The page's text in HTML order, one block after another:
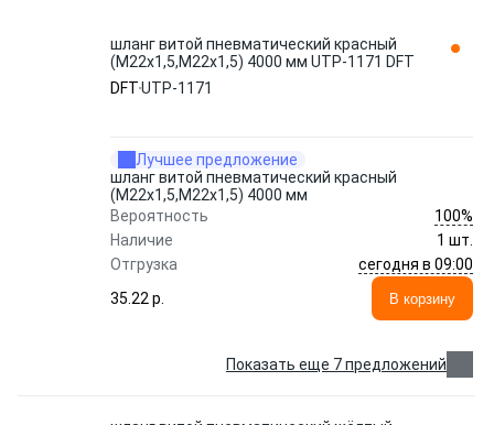
шланг витой пневматический красный
(М22х1,5,М22х1,5) 4000 мм UTP-1171 DFT
DFTUTP-1171
Лучшее предложение
шланг витой пневматический красный
(М22х1,5,М22х1,5) 4000 мм
Вероятность
100%
Наличие
1 шт.
Отгрузка
сегодня в 09:00
35.22 p.
В корзину
Показать еще 7 предложений